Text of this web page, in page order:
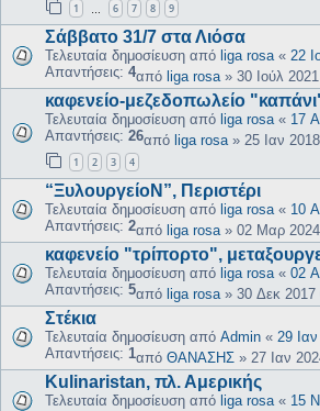
1 6 7 8 9
Σάββατο 31/7 στα Λιόσα
Τελευταία δημοσίευση από liga rosa « 22
Απαντήσεις: 4από liga rosa » 30 Ιούλ
καφενείο-μεζεδοπωλείο
Τελευταία δημοσίευση από liga rosa « 17
Απαντήσεις: 26από liga rosa » 25 Ιαν
1 2 3 4
“ΞυλουργείοΝ”, Περιστέρι
Τελευταία δημοσίευση από liga rosa « 10
Απαντήσεις: 2από liga rosa » 02 Μαρ
καφενείο "τρίπορτο",
Τελευταία δημοσίευση από liga rosa « 02
Απαντήσεις: 5από liga rosa » 30 Δεκ 2017
Στέκια
Τελευταία δημοσίευση από Admin « 29
Απαντήσεις: 1από ΘΑΝΑΣΗΣ » 27 Ιαν
Kulinaristan, πλ. Αμερικής
Τελευταία δημοσίευση από liga rosa « 15